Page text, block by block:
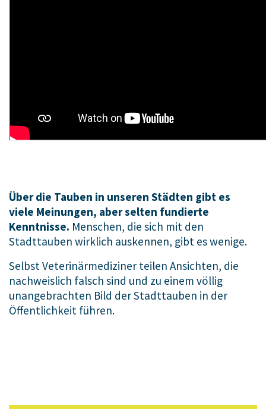
Über die Tauben in unseren Städten gibt es
viele Meinungen, aber selten fundierte
Kenntnisse. Menschen, die sich mit den
Stadttauben wirklich auskennen, gibt es wenige.
Selbst Veterinärmediziner teilen Ansichten, die
nachweislich falsch sind und zu einem völlig
unangebrachten Bild der Stadttauben in der
Öffentlichkeit führen.